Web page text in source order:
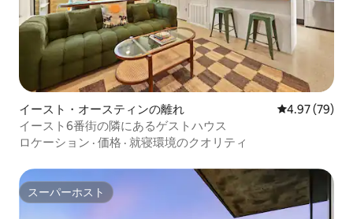
イースト・オースティンの離れ レビュー79
4.97 (79)
イースト6番街の隣にあるゲストハウス
ロケーション · 価格 · 就寝環境のクオリティ
スーパーホスト
スーパーホスト